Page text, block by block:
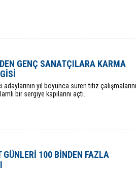
GENÇ SANATÇILARA KARMA
yıl boyunca süren titiz çalışmalarını
bir sergiye kapılarını açtı.
GÜNLERİ 100 BİNDEN FAZLA